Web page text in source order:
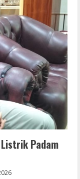
Padam